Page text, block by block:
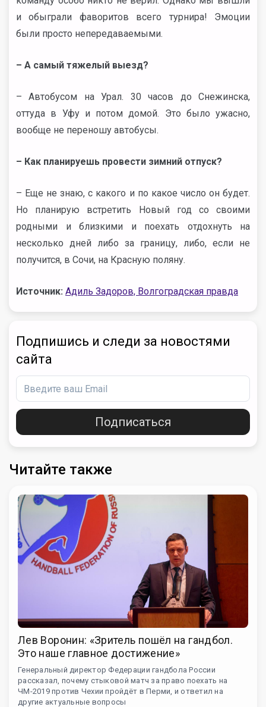
и обыграли фаворитов всего турнира! Эмоции
были просто непередаваемыми.
– А самый тяжелый выезд?
– Автобусом на Урал. 30 часов до Снежинска,
оттуда в Уфу и потом домой. Это было ужасно,
вообще не переношу автобусы.
– Как планируешь провести зимний отпуск?
– Еще не знаю, с какого и по какое число он будет.
Но планирую встретить Новый год со своими
родными и близкими и поехать отдохнуть на
несколько дней либо за границу, либо, если не
получится, в Сочи, на Красную поляну.
Источник: Адиль Задоров, Волгоградская правда
Подпишись и следи за новостями
сайта
Подписаться
Читайте также
Лев Воронин: «Зритель пошёл на гандбол.
Это наше главное достижение»
Генеральный директор Федерации гандбола России
рассказал, почему стыковой матч за право поехать на
ЧМ-2019 против Чехии пройдёт в Перми, и ответил на
другие актуальные вопросы